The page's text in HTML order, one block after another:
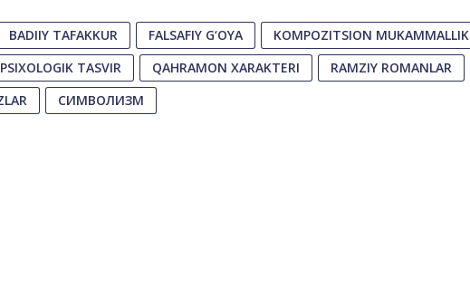
BADIIY TAFAKKUR FALSAFIY G‘OYA
KOMPOZITSION MUKAMMALLIK
PSIXOLOGIK TASVIR QAHRAMON XARAKTERI
RAMZIY ROMANLAR
СИМВОЛИЗМ